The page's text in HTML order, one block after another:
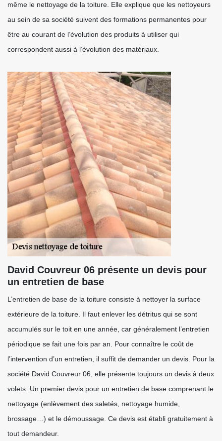
même le nettoyage de la toiture. Elle explique que les nettoyeurs
au sein de sa société suivent des formations permanentes pour
être au courant de l’évolution des produits à utiliser qui
correspondent aussi à l’évolution des matériaux.
David Couvreur 06 présente un devis pour
un entretien de base
L’entretien de base de la toiture consiste à nettoyer la surface
extérieure de la toiture. Il faut enlever les détritus qui se sont
accumulés sur le toit en une année, car généralement l’entretien
périodique se fait une fois par an. Pour connaître le coût de
l’intervention d’un entretien, il suffit de demander un devis. Pour la
société David Couvreur 06, elle présente toujours un devis à deux
volets. Un premier devis pour un entretien de base comprenant le
nettoyage (enlèvement des saletés, nettoyage humide,
brossage…) et le démoussage. Ce devis est établi gratuitement à
tout demandeur.